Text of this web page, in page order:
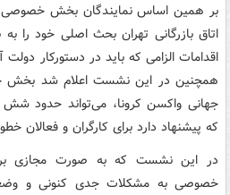
بر همین اساس نمایندگان بخش
اتاق بازرگانی تهران بحث اصلی خود را
اقدامات الزامی که باید در دستورکار
همچنین در این نشست اعلام شد بخش
جهانی واکسن کرونا، می‌تواند حدود
که پیشنهاد دارد برای کارگران و فعالان
در این نشست که به صورت مجازی
خصوصی به مشکلات جدی کنونی و